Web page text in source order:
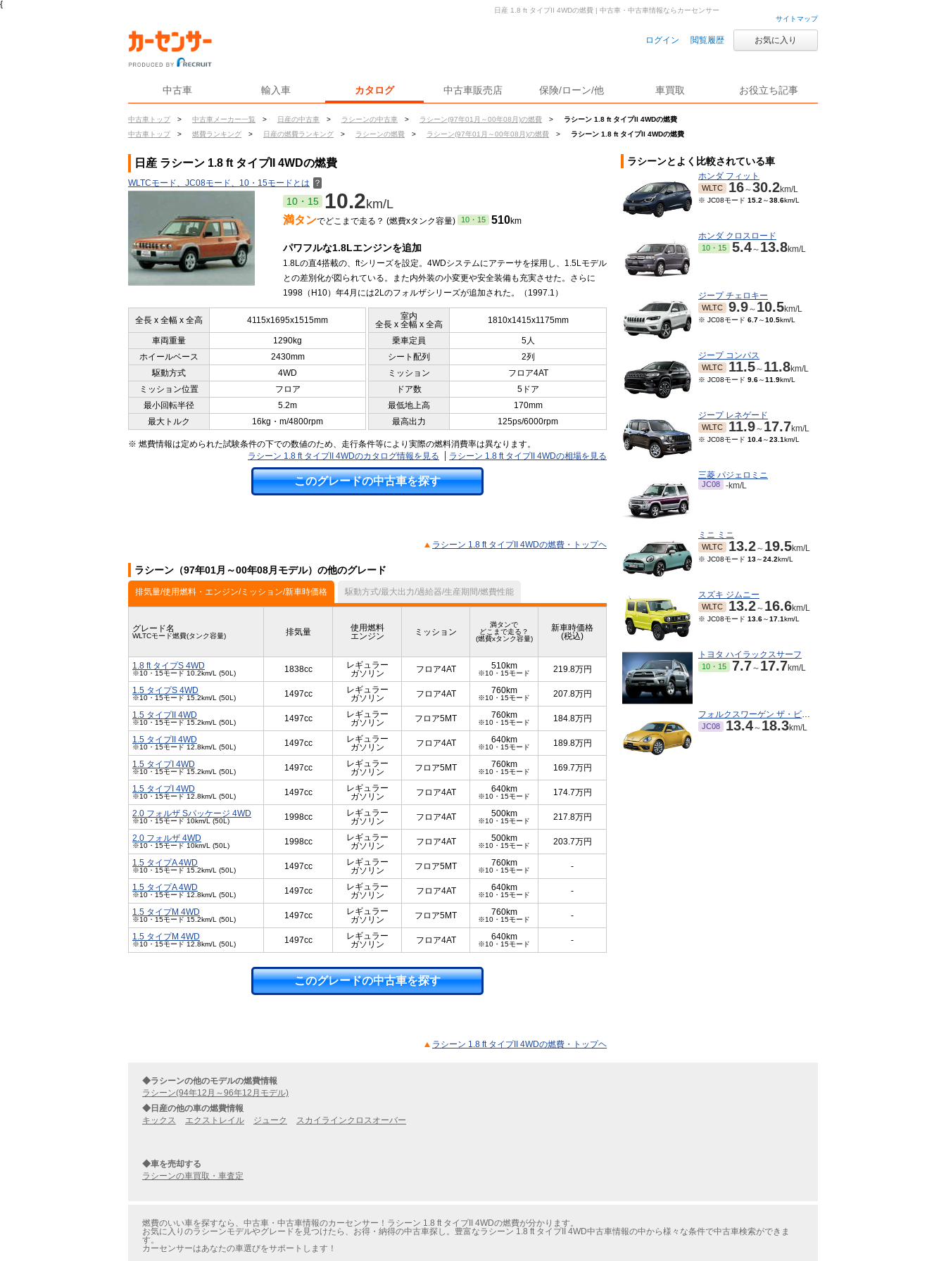
{
サイトマップ
ログイン 閲覧履歴 お気に入り
中古車 輸入車 カタログ 中古車販売店 保険/ローン/他 車買取 お役立ち記事
中古車トップ > 中古車メーカー一覧 > 日産の中古車 > ラシーンの中古車 > ラシーン(97年01月～00年08月)の燃費 >
ラシーン 1.8 ft タイプII 4WDの燃費
中古車トップ
> 燃費ランキング > 日産の燃費ランキング > ラシーンの燃費 > ラシーン(97年01月～00年08月)の燃費 > ラシーン 1.8 ft タイプII 4WDの燃費
日産 1.8 ft タイプII 4WDの燃費 | 中古車・中古車情報ならカーセンサー
日産 ラシーン 1.8 ft タイプII 4WDの燃費
WLTCモード、JC08モード、10・15モードとは ？
10・15 10.2km/L
満タンでどこまで走る？ (燃費xタンク容量) 10・15 510km
パワフルな1.8Lエンジンを追加
1.8Lの直4搭載の、ftシリーズを設定。4WDシステムにアテーサを採用し、1.5Lモデル
との差別化が図られている。また内外装の小変更や安全装備も充実させた。さらに
1998（H10）年4月には2Lのフォルザシリーズが追加された。（1997.1）
全長 x 全幅 x 全高 4115x1695x1515mm
室内
全長 x 全幅 x 全高
1810x1415x1175mm
車両重量 1290kg 乗車定員
5人
ホイールベース
2430mm シート配列
2列
駆動方式
4WD ミッション
フロア4AT
ミッション位置
フロア ドア数
5ドア
最小回転半径
5.2m 最低地上高
170mm
最大トルク
16kg・m/4800rpm 最高出力 125ps/6000rpm
※ 燃費情報は定められた試験条件の下での数値のため、走行条件等により実際の燃料消費率は異なります。
ラシーン 1.8 ft タイプII 4WDのカタログ情報を見る
ラシーン 1.8 ft タイプII 4WDの相場を見る
このグレードの中古車を探す
ラシーン 1.8 ft タイプII 4WDの燃費・トップヘ
ラシーン（97年01月～00年08月モデル）の他のグレード
排気量/使用燃料・エンジン/ミッション/新車時価格 駆動方式/最大出力/過給器/生産期間/燃費性能
グレード名
WLTCモード燃費(タンク容量) 排気量
使用燃料
エンジン
ミッション
満タンで
どこまで走る？
(燃費xタンク容量)
新車時価格
(税込)
1.8 ft タイプS 4WD
※10・15モード 10.2km/L (50L) 1838cc
レギュラー
ガソリン
フロア4AT 510km
※10・15モード 219.8万円
1.5 タイプS 4WD
※10・15モード 15.2km/L (50L) 1497cc
レギュラー
ガソリン
フロア4AT 760km
※10・15モード 207.8万円
1.5 タイプII 4WD
※10・15モード 15.2km/L (50L) 1497cc
レギュラー
ガソリン
フロア5MT 760km
※10・15モード 184.8万円
1.5 タイプII 4WD
※10・15モード 12.8km/L (50L) 1497cc
レギュラー
ガソリン
フロア4AT 640km
※10・15モード 189.8万円
1.5 タイプI 4WD
※10・15モード 15.2km/L (50L) 1497cc
レギュラー
ガソリン
フロア5MT 760km
※10・15モード 169.7万円
1.5 タイプI 4WD
※10・15モード 12.8km/L (50L) 1497cc
レギュラー
ガソリン
フロア4AT 640km
※10・15モード 174.7万円
2.0 フォルザ Sパッケージ 4WD
※10・15モード 10km/L (50L) 1998cc
レギュラー
ガソリン
フロア4AT 500km
※10・15モード 217.8万円
2.0 フォルザ 4WD
※10・15モード 10km/L (50L) 1998cc
レギュラー
ガソリン
フロア4AT 500km
※10・15モード 203.7万円
1.5 タイプA 4WD
※10・15モード 15.2km/L (50L) 1497cc
レギュラー
ガソリン
フロア5MT 760km
※10・15モード -
1.5 タイプA 4WD
※10・15モード 12.8km/L (50L) 1497cc
レギュラー
ガソリン
フロア4AT 640km
※10・15モード -
1.5 タイプM 4WD
※10・15モード 15.2km/L (50L) 1497cc
レギュラー
ガソリン
フロア5MT 760km
※10・15モード -
1.5 タイプM 4WD
※10・15モード 12.8km/L (50L) 1497cc
レギュラー
ガソリン
フロア4AT 640km
※10・15モード -
このグレードの中古車を探す
ラシーン 1.8 ft タイプII 4WDの燃費・トップヘ
ラシーンとよく比較されている車
ホンダ フィット
WLTC 16～30.2km/L
※ JC08モード 15.2 ～38.6km/L
ホンダ クロスロード
10・15 5.4～ 13.8km/L
ジープ チェロキー
WLTC 9.9～ 10.5km/L
※ JC08モード 6.7～10.5km/L
ジープ コンパス
WLTC 11.5～ 11.8km/L
※ JC08モード 9.6～11.9km/L
ジープ レネゲード
WLTC 11.9～ 17.7km/L
※ JC08モード 10.4～23.1km/L
三菱 パジェロミニ
JC08 -km/L
ミニ ミニ
WLTC 13.2～ 19.5km/L
※ JC08モード 13～24.2km/L
スズキ ジムニー
WLTC 13.2～ 16.6km/L
※ JC08モード 13.6～17.1km/L
トヨタ ハイラックスサーフ
10・15 7.7～ 17.7km/L
フォルクスワーゲン ザ・ビートル
JC08 13.4～ 18.3km/L
◆ラシーンの他のモデルの燃費情報
ラシーン(94年12月～96年12月モデル)
◆日産の他の車の燃費情報
キックス
エクストレイル ジューク スカイラインクロスオーバー
◆車を売却する
ラシーンの車買取・車査定
燃費のいい車を探すなら、中古車・中古車情報のカーセンサー！ラシーン 1.8 ft タイプII 4WDの燃費が分かります。
お気に入りのラシーンモデルやグレードを見つけたら、お得・納得の中古車探し。豊富なラシーン 1.8 ft タイプII 4WD中古車情報の中から様々な条件で中古車検索ができま
す。
カーセンサーはあなたの車選びをサポートします！